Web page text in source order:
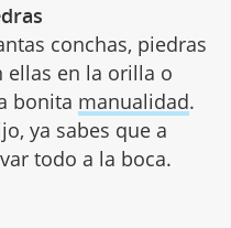
conchas, piedras
ellas en la orilla o
bonita manualidad.
ya sabes que a
todo a la boca.